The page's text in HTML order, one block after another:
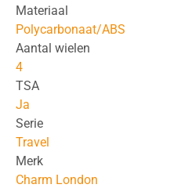
Materiaal
Polycarbonaat/ABS
Aantal wielen
4
TSA
Ja
Serie
Travel
Merk
Charm London